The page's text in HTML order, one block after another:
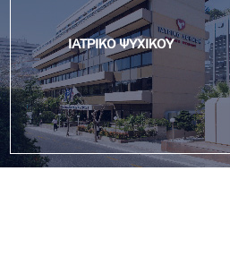
ΙΑΤΡΙΚΟ ΨΥΧΙΚΟΥ